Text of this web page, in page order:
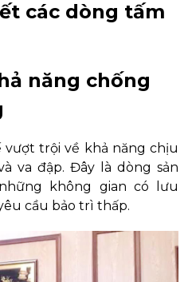
các dòng tấm
năng chống
vượt trội về khả năng chịu
va đập. Đây là dòng sản
không gian có lưu
cầu bảo trì thấp.